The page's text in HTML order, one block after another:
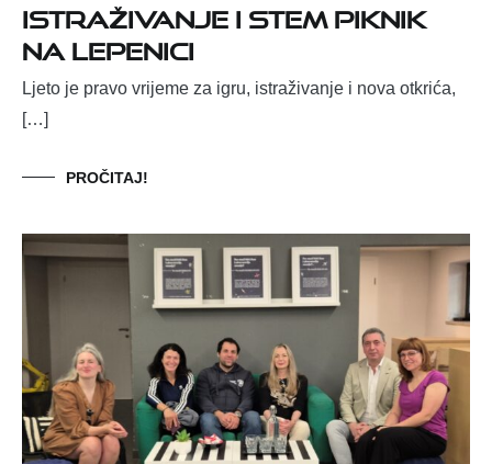
istraživanje i STEM piknik
na Lepenici
Ljeto je pravo vrijeme za igru, istraživanje i nova otkrića,
[…]
PROČITAJ!